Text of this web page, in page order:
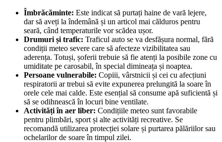
Îmbrăcăminte: Este indicat să purtați haine de vară lejere,
dar să aveți la îndemână și un articol mai călduros pentru
seară, când temperaturile vor scădea ușor.
Drumuri și trafic: Traficul auto se va desfășura normal, fără
condiții meteo severe care să afecteze vizibilitatea sau
aderența. Totuși, șoferii trebuie să fie atenți la posibile zone cu
umiditate pe carosabil, în special dimineața și noaptea.
Persoane vulnerabile: Copiii, vârstnicii și cei cu afecțiuni
respiratorii ar trebui să evite expunerea prelungită la soare în
orele cele mai calde. Este esențial să consume apă suficientă și
să se odihnească în locuri bine ventilate.
Activități în aer liber: Condițiile meteo sunt favorabile
pentru plimbări, sport și alte activități recreative. Se
recomandă utilizarea protecției solare și purtarea pălăriilor sau
ochelarilor de soare în timpul zilei.